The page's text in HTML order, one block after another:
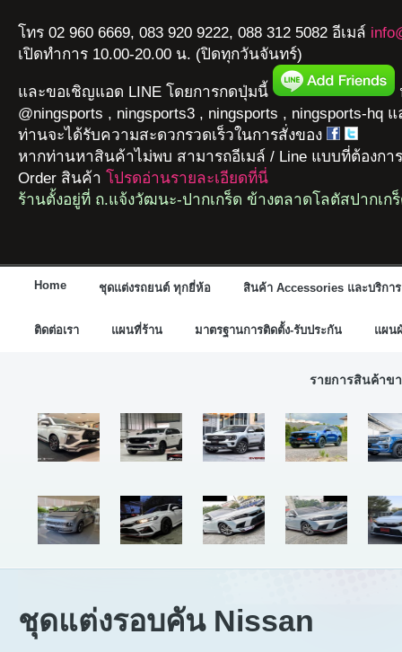
โทร 02 960 6669, 083 920 9222, 088 312 5082 อีเมล์
เปิดทำการ 10.00-20.00 น. (ปิดทุกวันจันทร์)
และขอเชิญแอด LINE โดยการกดปุ่มนี้
@ningsports , ningsports3 , ningsports , ningsports-hq
ท่านจะได้รับความสะดวกรวดเร็วในการสั่งของ
หากท่านหาสินค้าไม่พบ สามารถอีเมล์ / Line แบบที่ต้องกา
Order สินค้า โปรดอ่านรายละเอียดที่นี่
ร้านตั้งอยู่ที่ ถ.แจ้งวัฒนะ-ปากเกร็ด ข้างตลาดโลตัสปากเก
Home ชุดแต่งรถยนต์ ทุกยี่ห้อ สินค้า Accessories และบริการ
ติดต่อเรา แผนที่ร้าน มาตรฐานการติดตั้ง-รับประกัน แผน
รายการสินค้าข
ชุดแต่งรอบคัน Nissan